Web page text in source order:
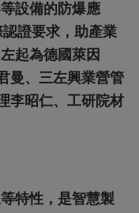
設備的防爆應
證要求，助產業
起為德國萊因
曼、三左興業營管
李昭仁、工研院材
特性，是智慧製